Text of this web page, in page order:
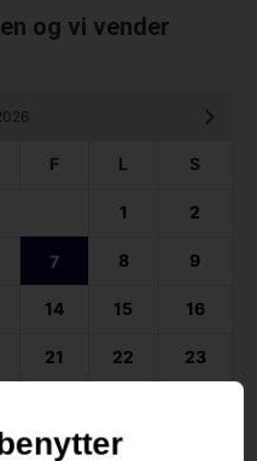
og vi vender
F L S
1 2
7 8 9
14 15 16
21 22 23